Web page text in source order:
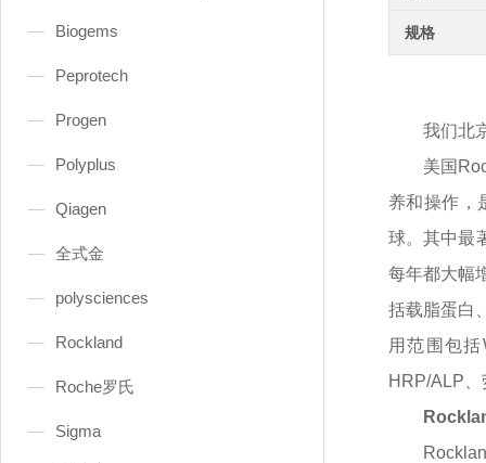
Biogems
Peprotech
Progen
Polyplus
Qiagen
全式金
polysciences
Rockland
Roche罗氏
Sigma
规格
我们北
美国
养和操作，
球。其中最
每年都大幅
括载脂蛋白
用范围包
HRP/ALP